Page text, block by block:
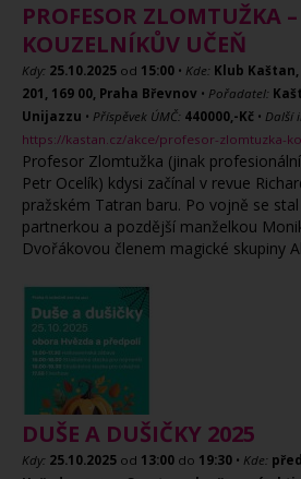
PROFESOR ZLOMTUŽKA –
KOUZELNÍKŮV UČEŇ
Kdy: 25.10.2025 od 15:00 • Kde: Klub
201, 169 00, Praha Břevnov • Pořadatel:
Unijazzu • Příspěvek ÚMČ: 440000,-Kč • Další
https://kastan.cz/akce/profesor-zlomtuzka-
Profesor Zlomtužka (jinak
Petr Ocelík) kdysi začínal v revue
pražském Tatran baru. Po vojně se
partnerkou a pozdější manželkou
Dvořákovou členem magické skupiny
DUŠE A DUŠIČKY 2025
Kdy: 25.10.2025 od 13:00 do 19:30 • Kde: